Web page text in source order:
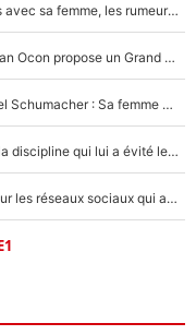
F1 : Charles Leclerc surpris par les paparazzis avec sa femme, les rumeurs étaient vraies !
Comme pour le final du Tour de France, Esteban Ocon propose un Grand Prix de Formule 1 à Paris : «Autour de l’Arc de Triomphe, ce serait génial» !
Nouvelle rumeur autour de la santé de Michael Schumacher : Sa femme Corinna sort du silence
F1 - Lewis Hamilton victime de harcèlement, la discipline qui lui a évité le pire : «J'aurais probablement mal tourné»
Lewis Hamilton : Le talent inattendu dévoilé sur les réseaux sociaux qui a impressionné Kim Kardashian pendant leurs vacances en amoureux !